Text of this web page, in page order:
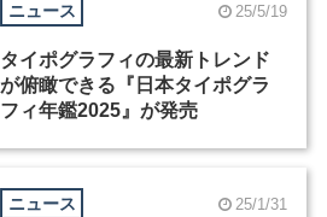
ニュース 25/5/19
タイポグラフィの最新トレンド
が俯瞰できる『日本タイポグラ
フィ年鑑2025』が発売
ニュース 25/1/31